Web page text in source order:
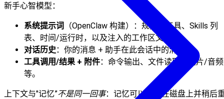
新手心智模型：
系统提示词
（OpenClaw 构建）：规则、工具、Skills 列
表、时间/运行时，以及注入的工作区文件。
对话历史 ：你的消息 + 助手在此会话中的消息。
工具调用/结果 + 附件：命令输出、文件读取、图片/音频
等。
上下文与"记忆”不是同一回事：记忆可以存储在磁盘上并稍后